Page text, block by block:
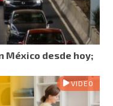
México desde hoy;
VIDEO